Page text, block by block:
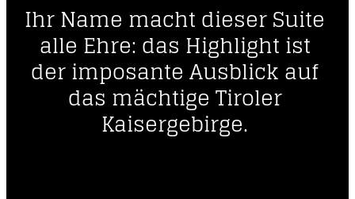
Ihr Name macht dieser Suite
alle Ehre: das Highlight ist
der imposante Ausblick auf
das mächtige Tiroler
Kaisergebirge.